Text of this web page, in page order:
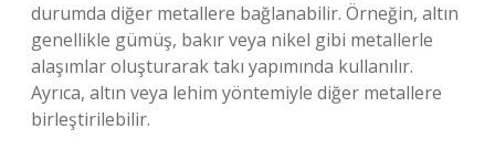
durumda diğer metallere bağlanabilir. Örneğin, altın
genellikle gümüş, bakır veya nikel gibi metallerle
alaşımlar oluşturarak takı yapımında kullanılır.
Ayrıca, altın veya lehim yöntemiyle diğer metallere
birleştirilebilir.